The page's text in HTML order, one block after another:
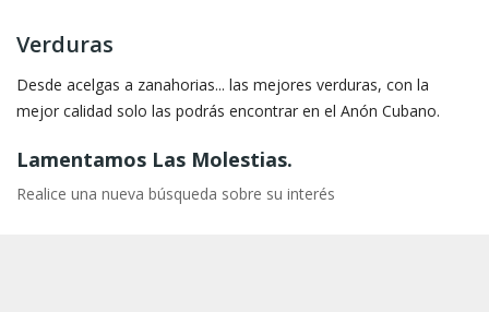
Verduras
Desde acelgas a zanahorias... las mejores verduras, con la
mejor calidad solo las podrás encontrar en el Anón Cubano.
Lamentamos Las Molestias.
Realice una nueva búsqueda sobre su interés